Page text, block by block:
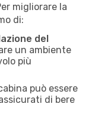
migliorare la
di:
del
un ambiente
più
può essere
di bere